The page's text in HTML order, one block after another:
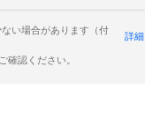
い場合があります（付
詳細
確認ください。